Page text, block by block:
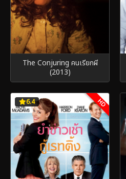
The Conjuring คนเรียกผี
(2013)
6.4 HD